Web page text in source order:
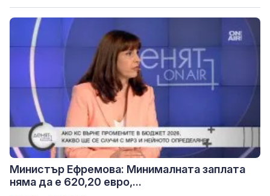
Министър Ефремова: Минималната заплата
няма да е 620,20 евро,...